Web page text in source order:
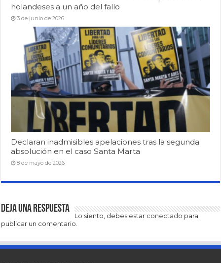
holandeses a un año del fallo
3 de junio de 2026
Declaran inadmisibles apelaciones tras la segunda
absolución en el caso Santa Marta
8 de mayo de 2026
Deja una respuesta
Lo siento, debes estar conectado para
publicar un comentario.